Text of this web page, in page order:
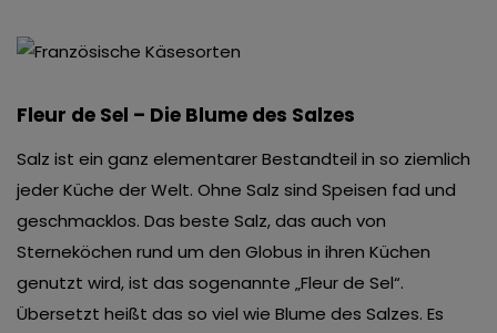
Fleur de Sel – Die Blume des Salzes
Salz ist ein ganz elementarer Bestandteil in so ziemlich
jeder Küche der Welt. Ohne Salz sind Speisen fad und
geschmacklos. Das beste Salz, das auch von
Sterneköchen rund um den Globus in ihren Küchen
genutzt wird, ist das sogenannte „Fleur de Sel“.
Übersetzt heißt das so viel wie Blume des Salzes. Es